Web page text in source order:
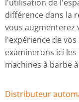
l'utilisation de
différence dans la
vous
l'expérience de
examinerons ici
machines à barbe
Distributeur